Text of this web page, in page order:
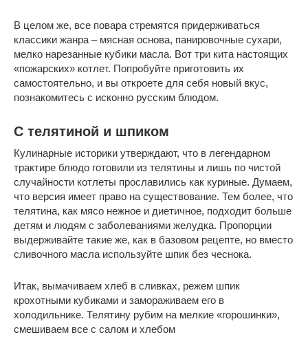
В целом же, все повара стремятся придерживаться
классики жанра – мясная основа, панировочные сухари,
мелко нарезанные кубики масла. Вот три кита настоящих
«пожарских» котлет. Попробуйте приготовить их
самостоятельно, и вы откроете для себя новый вкус,
познакомитесь с исконно русским блюдом.
С телятиной и шпиком
Кулинарные историки утверждают, что в легендарном
трактире блюдо готовили из телятины и лишь по чистой
случайности котлеты прославились как куриные. Думаем,
что версия имеет право на существование. Тем более, что
телятина, как мясо нежное и диетичное, подходит больше
детям и людям с заболеваниями желудка. Пропорции
выдерживайте такие же, как в базовом рецепте, но вместо
сливочного масла используйте шпик без чеснока.
Итак, вымачиваем хлеб в сливках, режем шпик
крохотными кубиками и замораживаем его в
холодильнике. Телятину рубим на мелкие «горошинки»,
смешиваем все с салом и хлебом